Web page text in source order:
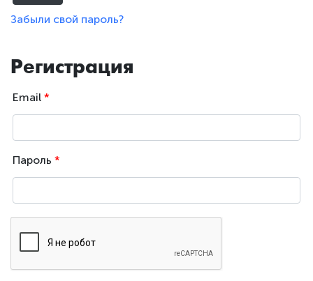
Забыли свой пароль?
Регистрация
Email *
Пароль *